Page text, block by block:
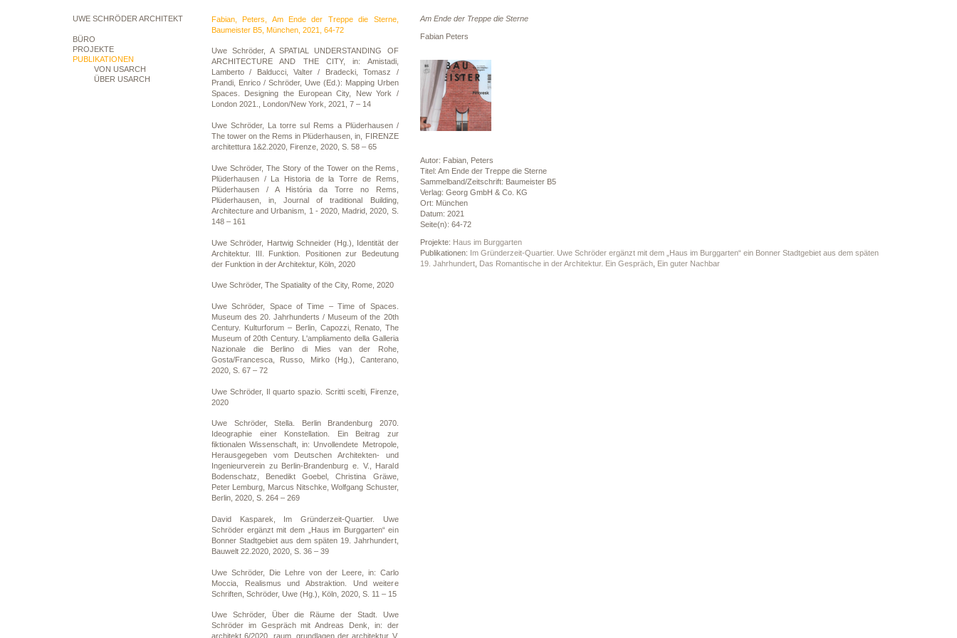
UWE SCHRÖDER ARCHITEKT
BÜRO
PROJEKTE
PUBLIKATIONEN
VON USARCH
ÜBER USARCH
Fabian, Peters, Am Ende der Treppe die Sterne,
Baumeister B5, München, 2021, 64-72
Uwe Schröder, A SPATIAL UNDERSTANDING OF
ARCHITECTURE AND THE CITY, in: Amistadi,
Lamberto / Balducci, Valter / Bradecki, Tomasz /
Prandi, Enrico / Schröder, Uwe (Ed.): Mapping Urben
Spaces. Designing the European City, New York /
London 2021., London/New York, 2021, 7 – 14
Uwe Schröder, La torre sul Rems a Plüderhausen /
The tower on the Rems in Plüderhausen, in, FIRENZE
architettura 1&2.2020, Firenze, 2020, S. 58 – 65
Uwe Schröder, The Story of the Tower on the Rems,
Plüderhausen / La Historia de la Torre de Rems,
Plüderhausen / A História da Torre no Rems,
Plüderhausen, in, Journal of traditional Building,
Architecture and Urbanism, 1 - 2020, Madrid, 2020, S.
148 – 161
Uwe Schröder, Hartwig Schneider (Hg.), Identität der
Architektur. III. Funktion. Positionen zur Bedeutung
der Funktion in der Architektur, Köln, 2020
Uwe Schröder, The Spatiality of the City, Rome, 2020
Uwe Schröder, Space of Time – Time of Spaces.
Museum des 20. Jahrhunderts / Museum of the 20th
Century. Kulturforum – Berlin, Capozzi, Renato, The
Museum of 20th Century. L'ampliamento della Galleria
Nazionale die Berlino di Mies van der Rohe,
Gosta/Francesca, Russo, Mirko (Hg.), Canterano,
2020, S. 67 – 72
Uwe Schröder, Il quarto spazio. Scritti scelti, Firenze,
2020
Uwe Schröder, Stella. Berlin Brandenburg 2070.
Ideographie einer Konstellation. Ein Beitrag zur
fiktionalen Wissenschaft, in: Unvollendete Metropole,
Herausgegeben vom Deutschen Architekten- und
Ingenieurverein zu Berlin-Brandenburg e. V., Harald
Bodenschatz, Benedikt Goebel, Christina Gräwe,
Peter Lemburg, Marcus Nitschke, Wolfgang Schuster,
Berlin, 2020, S. 264 – 269
David Kasparek, Im Gründerzeit-Quartier. Uwe
Schröder ergänzt mit dem „Haus im Burggarten“ ein
Bonner Stadtgebiet aus dem späten 19. Jahrhundert,
Bauwelt 22.2020, 2020, S. 36 – 39
Uwe Schröder, Die Lehre von der Leere, in: Carlo
Moccia, Realismus und Abstraktion. Und weitere
Schriften, Schröder, Uwe (Hg.), Köln, 2020, S. 11 – 15
Uwe Schröder, Über die Räume der Stadt. Uwe
Schröder im Gespräch mit Andreas Denk, in: der
architekt 6/2020, raum. grundlagen der architektur V,
Am Ende der Treppe die Sterne
Fabian Peters
Autor: Fabian, Peters
Titel: Am Ende der Treppe die Sterne
Sammelband/Zeitschrift: Baumeister B5
Verlag: Georg GmbH & Co. KG
Ort: München
Datum: 2021
Seite(n): 64-72
Projekte: Haus im Burggarten
Publikationen: Im Gründerzeit-Quartier. Uwe Schröder ergänzt mit dem „Haus im Burggarten“ ein Bonner Stadtgebiet aus dem späten
19. Jahrhundert, Das Romantische in der Architektur. Ein Gespräch, Ein guter Nachbar